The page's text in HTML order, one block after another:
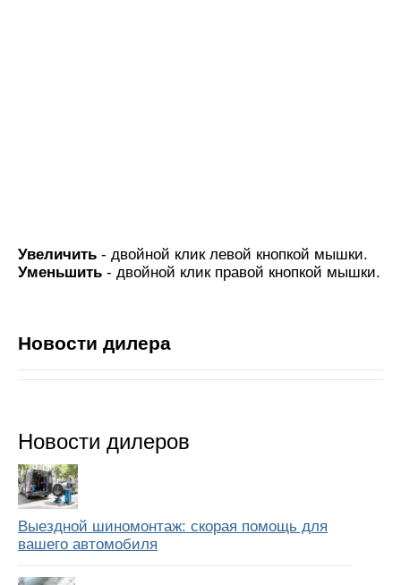
Увеличить - двойной клик левой кнопкой мышки.
Уменьшить - двойной клик правой кнопкой мышки.
Новости дилера
Новости дилеров
Выездной шиномонтаж: скорая помощь для
вашего автомобиля